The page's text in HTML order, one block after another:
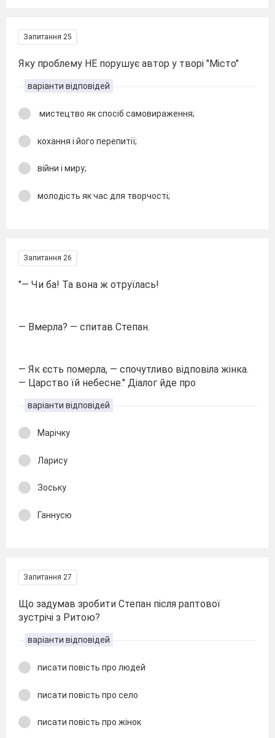
Запитання 25
Яку проблему НЕ порушує автор у творі "Місто"
варіанти відповідей
мистецтво як спосіб самовираження;
кохання і його перепитії;
війни і миру;
молодість як час для творчості;
Запитання 26
"— Чи ба! Та вона ж отруїлась!
— Вмерла? — спитав Степан.
— Як єсть померла, — спочутливо відповіла жінка.
— Царство їй небесне." Діалог йде про
варіанти відповідей
Марічку
Ларису
Зоську
Ганнусю
Запитання 27
Що задумав зробити Степан після раптової
зустрічі з Ритою?
варіанти відповідей
писати повість про людей
писати повість про село
писати повість про жінок